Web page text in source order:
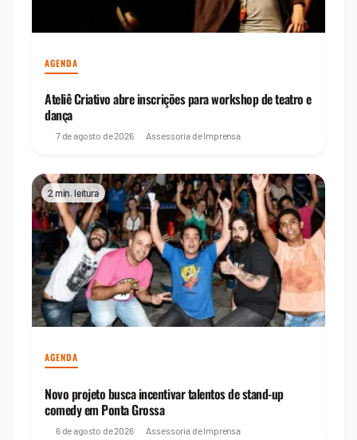
AGENDA
Ateliê Criativo abre inscrições para workshop de teatro e
dança
7 de agosto de 2026 Assessoria de Imprensa
2 min. leitura
AGENDA
Novo projeto busca incentivar talentos de stand-up
comedy em Ponta Grossa
6 de agosto de 2026 Assessoria de Imprensa